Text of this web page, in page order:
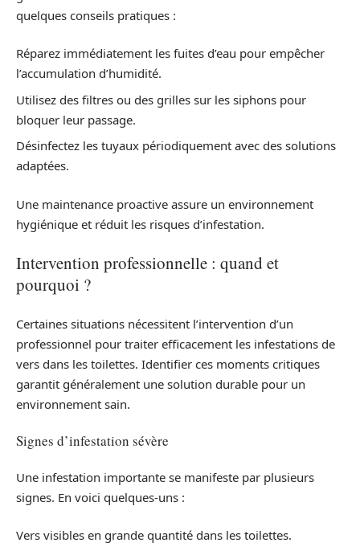
quelques conseils pratiques :
Réparez immédiatement les fuites d’eau pour empêcher
l’accumulation d’humidité.
Utilisez des filtres ou des grilles sur les siphons pour
bloquer leur passage.
Désinfectez les tuyaux périodiquement avec des solutions
adaptées.
Une maintenance proactive assure un environnement
hygiénique et réduit les risques d’infestation.
Intervention professionnelle : quand et
pourquoi ?
Certaines situations nécessitent l’intervention d’un
professionnel pour traiter efficacement les infestations de
vers dans les toilettes. Identifier ces moments critiques
garantit généralement une solution durable pour un
environnement sain.
Signes d’infestation sévère
Une infestation importante se manifeste par plusieurs
signes. En voici quelques-uns :
Vers visibles en grande quantité dans les toilettes.